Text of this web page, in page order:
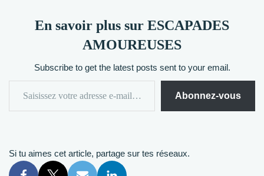
En savoir plus sur ESCAPADES
AMOUREUSES
Subscribe to get the latest posts sent to your email.
Abonnez-vous
Si tu aimes cet article, partage sur tes réseaux.